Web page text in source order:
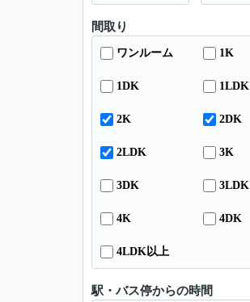
間取り
ワンルーム 1K
1DK 1LDK
2K 2DK
2LDK 3K
3DK 3LDK
4K 4DK
4LDK以上
駅・バス停からの時間